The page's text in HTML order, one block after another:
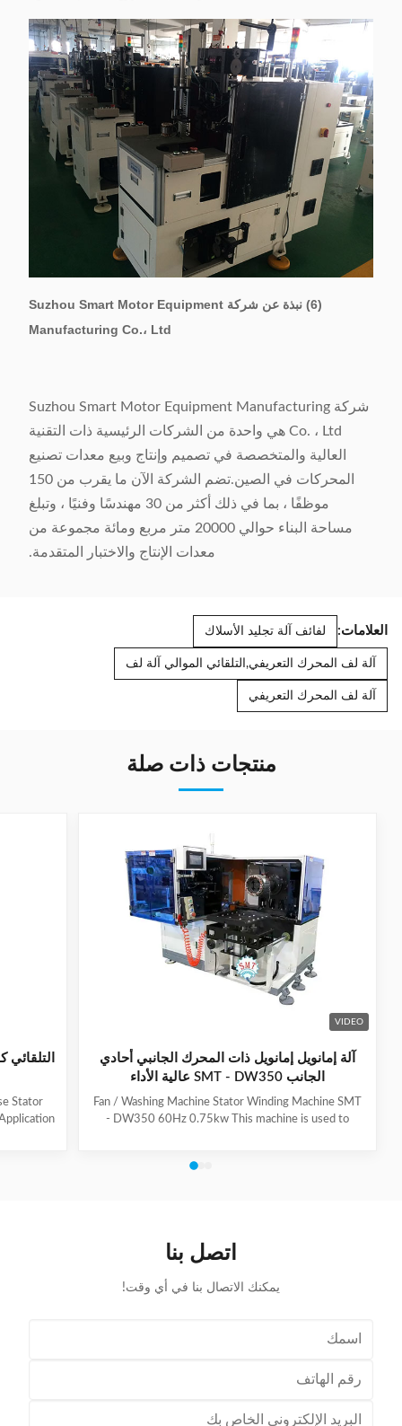
(6) نبذة عن شركة Suzhou Smart Motor Equipment
Manufacturing Co.، Ltd
شركة Suzhou Smart Motor Equipment Manufacturing
Co. ، Ltd هي واحدة من الشركات الرئيسية ذات التقنية
العالية والمتخصصة في تصميم وإنتاج وبيع معدات تصنيع
المحركات في الصين.تضم الشركة الآن ما يقرب من 150
موظفًا ، بما في ذلك أكثر من 30 مهندسًا وفنيًا ، وتبلغ
مساحة البناء حوالي 20000 متر مربع ومائة مجموعة من
معدات الإنتاج والاختبار المتقدمة.
العلامات: لفائف آلة تجليد الأسلاك
آلة لف المحرك التعريفي,التلقائي الموالي آلة لف
آلة لف المحرك التعريفي
منتجات ذات صلة
VIDEO
آلة إمانويل إمانويل ذات المحرك الجانبي أحادي
الجانب SMT - DW350 عالية الأداء
Fan / Washing Machine Stator Winding Machine SMT
- DW350 60Hz 0.75kw This machine is used to
the necessary data. With easy and convenient tooling
motor.Horizontal Winding Inserting
Stator
اتصل بنا
يمكنك الاتصال بنا في أي وقت!